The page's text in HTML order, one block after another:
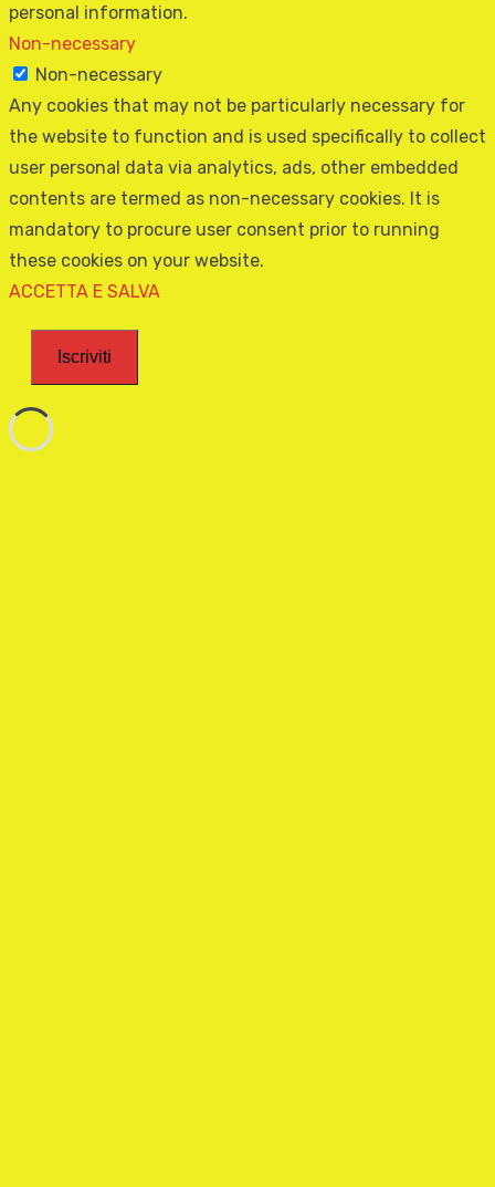
personal information.
Non-necessary
Non-necessary
Any cookies that may not be particularly necessary for
the website to function and is used specifically to collect
user personal data via analytics, ads, other embedded
contents are termed as non-necessary cookies. It is
mandatory to procure user consent prior to running
these cookies on your website.
ACCETTA E SALVA
Iscriviti